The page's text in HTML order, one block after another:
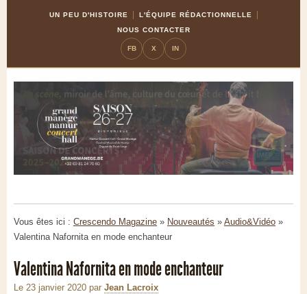
UN PEU D'HISTOIRE
L'ÉQUIPE RÉDACTIONNELLE
NOUS CONTACTER
FB X IN
Vous êtes ici : Crescendo Magazine » Nouveautés » Audio&Vidéo »
Valentina Nafornita en mode enchanteur
Valentina Nafornita en mode enchanteur
Le 23 janvier 2020 par Jean Lacroix